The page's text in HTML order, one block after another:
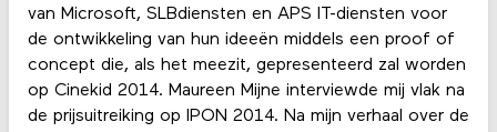
van Microsoft, SLBdiensten en APS IT-diensten voor
de ontwikkeling van hun ideeën middels een proof of
concept die, als het meezit, gepresenteerd zal worden
op Cinekid 2014. Maureen Mijne interviewde mij vlak na
de prijsuitreiking op IPON 2014. Na mijn verhaal over de